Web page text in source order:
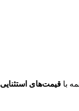
با قیمت‌های استثنایی